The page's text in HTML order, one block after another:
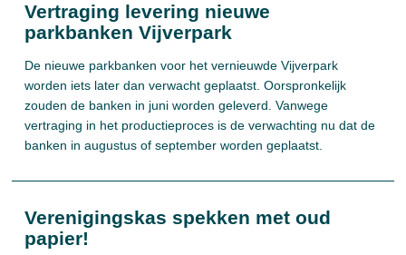
Vertraging levering nieuwe
parkbanken Vijverpark
De nieuwe parkbanken voor het vernieuwde Vijverpark
worden iets later dan verwacht geplaatst. Oorspronkelijk
zouden de banken in juni worden geleverd. Vanwege
vertraging in het productieproces is de verwachting nu dat de
banken in augustus of september worden geplaatst.
Verenigingskas spekken met oud
papier!